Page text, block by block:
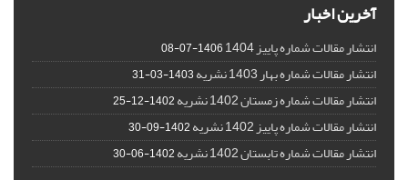
آخرین اخبار
انتشار مقالات شماره پاییز 1404 1406-07-08
انتشار مقالات شماره بهار 1403 نشریه 1403-03-31
انتشار مقالات شماره زمستان 1402 نشریه 1402-12-25
انتشار مقالات شماره پاییز 1402 نشریه 1402-09-30
انتشار مقالات شماره تابستان 1402 نشریه 1402-06-30